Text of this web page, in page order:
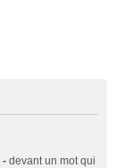
- devant un mot qui